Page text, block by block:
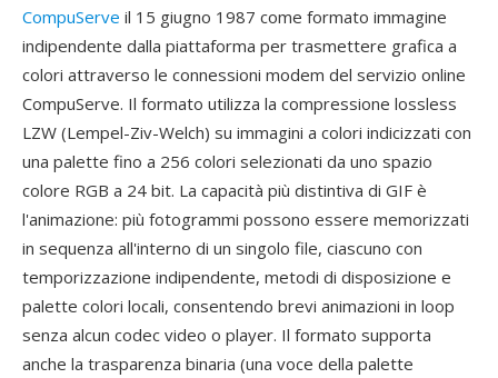
CompuServe il 15 giugno 1987 come formato immagine
indipendente dalla piattaforma per trasmettere grafica a
colori attraverso le connessioni modem del servizio online
CompuServe. Il formato utilizza la compressione lossless
LZW (Lempel-Ziv-Welch) su immagini a colori indicizzati con
una palette fino a 256 colori selezionati da uno spazio
colore RGB a 24 bit. La capacità più distintiva di GIF è
l'animazione: più fotogrammi possono essere memorizzati
in sequenza all'interno di un singolo file, ciascuno con
temporizzazione indipendente, metodi di disposizione e
palette colori locali, consentendo brevi animazioni in loop
senza alcun codec video o player. Il formato supporta
anche la trasparenza binaria (una voce della palette